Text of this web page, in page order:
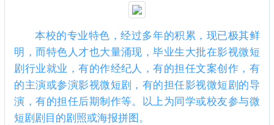
本校的专业特色，经过多年的积累，现已极其鲜
明，而特色人才也大量涌现，毕业生大批在影视微短
剧行业就业，有的作经纪人，有的担任文案创作，有
的主演或参演影视微短剧，有的担任影视微短剧的导
演，有的担任后期制作等。以上为同学或校友参与微
短剧剧目的剧照或海报拼图。